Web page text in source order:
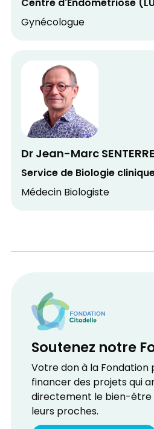
Centre d'Endométriose
Gynécologue
Dr Jean-Marc SENTERRE
Service de Biologie
Médecin Biologiste
Soutenez notre
Votre don à la
financer des projets qui
directement le bien-être
leurs proches.